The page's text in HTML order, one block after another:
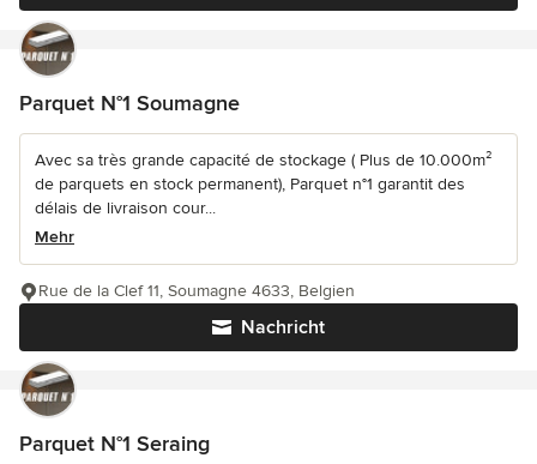
Parquet N°1 Soumagne
Avec sa très grande capacité de stockage ( Plus de 10.000m²
de parquets en stock permanent), Parquet n°1 garantit des
délais de livraison cour...
Mehr
Nachricht
Rue de la Clef 11, Soumagne 4633, Belgien
Parquet N°1 Seraing